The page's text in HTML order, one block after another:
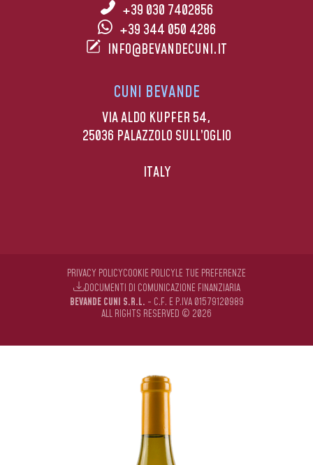
+39 030 7402856
+39 344 050 4286
INFO@BEVANDECUNI.IT
CUNI BEVANDE
VIA ALDO KUPFER 54,
25036 PALAZZOLO SULL’OGLIO
ITALY
BEVANDE CUNI S.R.L. - C.F. E P.IVA 01579120989
ALL RIGHTS RESERVED © 2026
PRIVACY POLICYCOOKIE POLICYLE TUE PREFERENZE
DOCUMENTI DI COMUNICAZIONE FINANZIARIA